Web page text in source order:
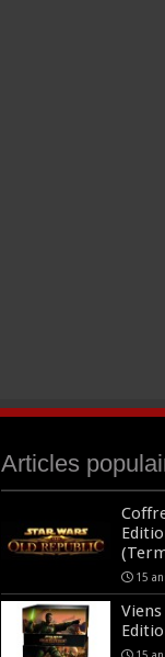
Articles
15